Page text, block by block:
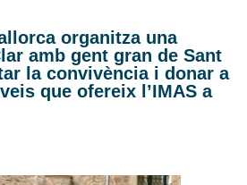
organitza una
amb gent gran de Sant
la convivència i donar a
que ofereix l’IMAS a